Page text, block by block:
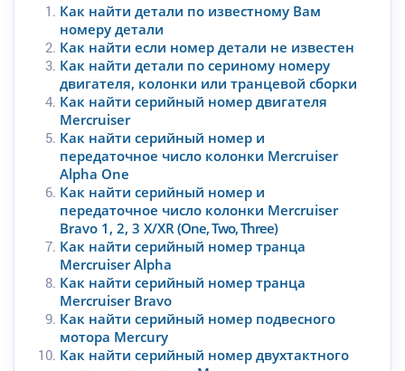
Как найти детали по известному Вам
номеру детали
Как найти если номер детали не известен
Как найти детали по сериному номеру
двигателя, колонки или транцевой сборки
Как найти серийный номер двигателя
Mercruiser
Как найти серийный номер и
передаточное число колонки Mercruiser
Alpha One
Как найти серийный номер и
передаточное число колонки Mercruiser
Bravo 1, 2, 3 X/XR (One, Two, Three)
Как найти серийный номер транца
Mercruiser Alpha
Как найти серийный номер транца
Mercruiser Bravo
Как найти серийный номер подвесного
мотора Mercury
Как найти серийный номер двухтактного